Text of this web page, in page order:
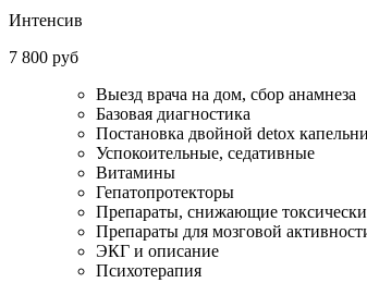
Интенсив
7 800 руб
Выезд врача на дом, сбор анамнеза
Базовая диагностика
Постановка двойной detox
Успокоительные, седативные
Витамины
Гепатопротекторы
Препараты, снижающие
Препараты для мозговой
ЭКГ и описание
Психотерапия